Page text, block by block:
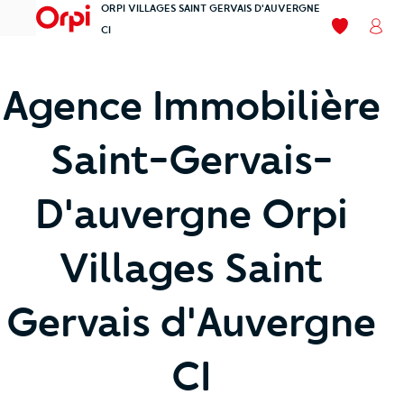
menu
ORPI VILLAGES SAINT GERVAIS D'AUVERGNE
CI
Mes
Agence Immobilière
Saint-Gervais-
D'auvergne Orpi
Villages Saint
Gervais d'Auvergne
CI